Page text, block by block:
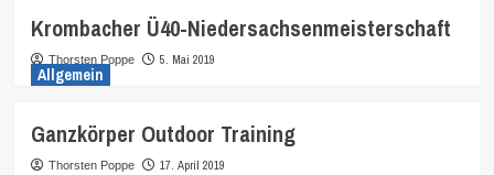
Krombacher Ü40-Niedersachsenmeisterschaft
Thorsten Poppe 5. Mai 2019
Allgemein
Ganzkörper Outdoor Training
Thorsten Poppe 17. April 2019